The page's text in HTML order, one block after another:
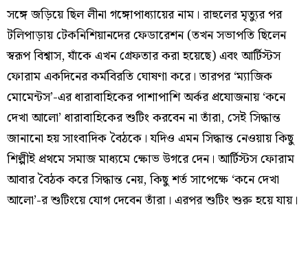
সঙ্গে জড়িয়ে ছিল লীনা গঙ্গোপাধ্যায়ের নাম। রাহুলের মৃত্যুর পর
টলিপাড়ায় টেকনিশিয়ানদের ফেডারেশন (তখন সভাপতি ছিলেন
স্বরূপ বিশ্বাস, যাঁকে এখন গ্রেফতার করা হয়েছে) এবং আর্টিস্টস
ফোরাম একদিনের কর্মবিরতি ঘোষণা করে। তারপর ‘ম্যাজিক
মোমেন্টস’-এর ধারাবাহিকের পাশাপাশি অর্কর প্রযোজনায় ‘কনে
দেখা আলো’ ধারাবাহিকের শুটিং করবেন না তাঁরা, সেই সিদ্ধান্ত
জানানো হয় সাংবাদিক বৈঠকে। যদিও এমন সিদ্ধান্ত নেওয়ায় কিছু
শিল্পীই প্রথমে সমাজ মাধ্যমে ক্ষোভ উগরে দেন। আর্টিস্টস ফোরাম
আবার বৈঠক করে সিদ্ধান্ত নেয়, কিছু শর্ত সাপেক্ষে ‘কনে দেখা
আলো’-র শুটিংয়ে যোগ দেবেন তাঁরা। এরপর শুটিং শুরু হয়ে যায়।